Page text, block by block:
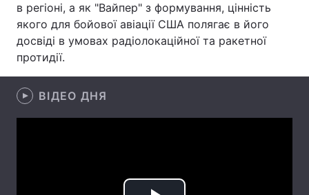
Тема оформлення
в регіоні, а як "Вайпер" з формування, цінність
якого для бойової авіації США полягає в його
досвіді в умовах радіолокаційної та ракетної
протидії.
ВІДЕО ДНЯ